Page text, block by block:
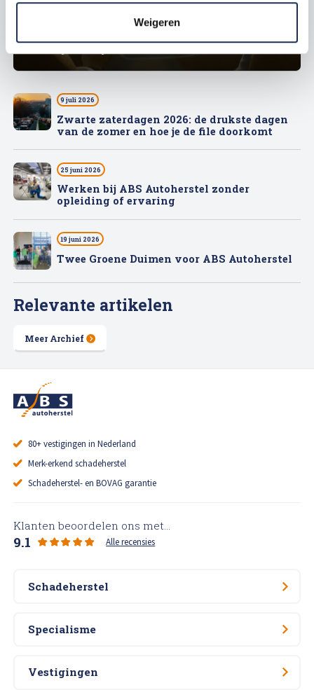
Weigeren
Relevante artikelen
Meer Archief
Autoschade in het buitenland: wat
nu tijdens je vakantie?
9 juli 2026
Zwarte zaterdagen 2026: de drukste dagen
van de zomer en hoe je de file doorkomt
25 juni 2026
Werken bij ABS Autoherstel zonder
opleiding of ervaring
19 juni 2026
Twee Groene Duimen voor ABS Autoherstel
80+ vestigingen in Nederland
Merk-erkend schadeherstel
Schadeherstel- en BOVAG garantie
Klanten beoordelen ons met...
9.1 Alle recensies
Schadeherstel
Specialisme
Vestigingen